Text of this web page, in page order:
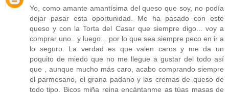
Yo, como amante amantísima del queso que soy, no podía
dejar pasar esta oportunidad. Me ha pasado con este
queso y con la Torta del Casar que siempre digo... voy a
comprar uno.. y luego... por lo que sea siempre peco en ir a
lo seguro. La verdad es que valen caros y me da un
poquito de miedo que no me llegue a gustar del todo así
que , aunque mucho más caro, acabo comprando siempre
el parmesano, el grana padano y las cremas de queso de
todo tipo. Bicos miña reina encántanme as túas masas de